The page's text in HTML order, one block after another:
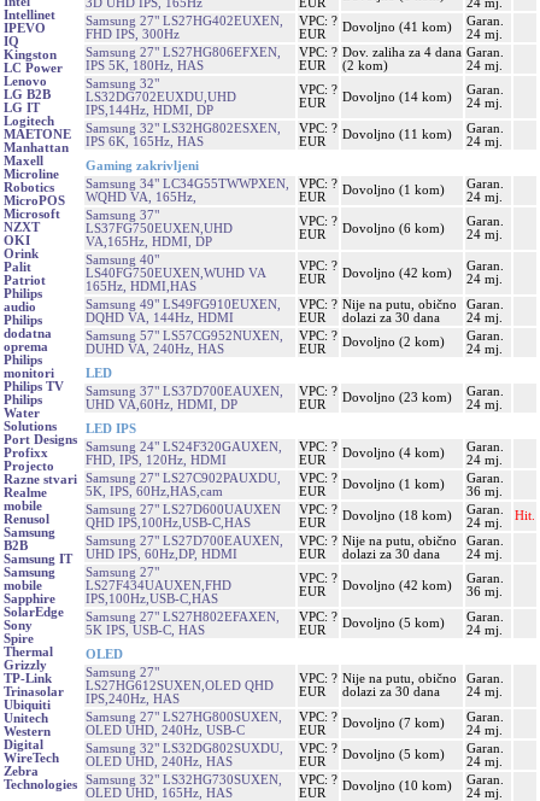
Intellinet
IPEVO
IQ
Kingston
LC Power
Lenovo
LG B2B
LG IT
Logitech
MAETONE
Manhattan
Maxell
Microline
Robotics
MicroPOS
Microsoft
NZXT
OKI
Orink
Palit
Patriot
Philips
audio
Philips
dodatna
oprema
Philips
monitori
Philips TV
Philips
Water
Solutions
Port Designs
Profixx
Projecto
Razne stvari
Realme
mobile
Renusol
Samsung
B2B
Samsung IT
Samsung
mobile
Sapphire
SolarEdge
Sony
Spire
Thermal
Grizzly
TP-Link
Trinasolar
Ubiquiti
Unitech
Western
Digital
WireTech
Zebra
Technologies
Samsung 27" LS27HG402EUXEN,
FHD IPS, 300Hz
VPC: ?
EUR
Dovoljno (41 kom)
Garan.
24 mj.
Samsung 27" LS27HG806EFXEN,
IPS 5K, 180Hz, HAS
VPC: ?
EUR
Dov. zaliha za 4 dana
(2 kom)
Garan.
24 mj.
Samsung 32"
LS32DG702EUXDU,UHD
IPS,144Hz, HDMI, DP
VPC: ?
EUR
Dovoljno (14 kom)
Garan.
24 mj.
Samsung 32" LS32HG802ESXEN,
IPS 6K, 165Hz, HAS
VPC: ?
EUR
Dovoljno (11 kom)
Garan.
24 mj.
Gaming zakrivljeni
Samsung 34" LC34G55TWWPXEN,
WQHD VA, 165Hz,
VPC: ?
EUR
Dovoljno (1 kom)
Garan.
24 mj.
Samsung 37"
LS37FG750EUXEN,UHD
VA,165Hz, HDMI, DP
VPC: ?
EUR
Dovoljno (6 kom)
Garan.
24 mj.
Samsung 40"
LS40FG750EUXEN,WUHD VA
165Hz, HDMI,HAS
VPC: ?
EUR
Dovoljno (42 kom)
Garan.
24 mj.
Samsung 49" LS49FG910EUXEN,
DQHD VA, 144Hz, HDMI
VPC: ?
EUR
Nije na putu, obično
dolazi za 30 dana
Garan.
24 mj.
Samsung 57" LS57CG952NUXEN,
DUHD VA, 240Hz, HAS
VPC: ?
EUR
Dovoljno (2 kom)
Garan.
24 mj.
LED
Samsung 37" LS37D700EAUXEN,
UHD VA,60Hz, HDMI, DP
VPC: ?
EUR
Dovoljno (23 kom)
Garan.
24 mj.
LED IPS
Samsung 24" LS24F320GAUXEN,
FHD, IPS, 120Hz, HDMI
VPC: ?
EUR
Dovoljno (4 kom)
Garan.
24 mj.
Samsung 27" LS27C902PAUXDU,
5K, IPS, 60Hz,HAS,cam
VPC: ?
EUR
Dovoljno (1 kom)
Garan.
36 mj.
Samsung 27" LS27D600UAUXEN
QHD IPS,100Hz,USB-C,HAS
VPC: ?
EUR
Dovoljno (18 kom)
Garan.
24 mj.
Hit.
Samsung 27" LS27D700EAUXEN,
UHD IPS, 60Hz,DP, HDMI
VPC: ?
EUR
Nije na putu, obično
dolazi za 30 dana
Garan.
24 mj.
Samsung 27"
LS27F434UAUXEN,FHD
IPS,100Hz,USB-C,HAS
VPC: ?
EUR
Dovoljno (42 kom)
Garan.
36 mj.
Samsung 27" LS27H802EFAXEN,
5K IPS, USB-C, HAS
VPC: ?
EUR
Dovoljno (5 kom)
Garan.
24 mj.
OLED
Samsung 27"
LS27HG612SUXEN,OLED QHD
IPS,240Hz, HAS
VPC: ?
EUR
Nije na putu, obično
dolazi za 30 dana
Garan.
24 mj.
Samsung 27" LS27HG800SUXEN,
OLED UHD, 240Hz, USB-C
VPC: ?
EUR
Dovoljno (7 kom)
Garan.
24 mj.
Samsung 32" LS32DG802SUXDU,
OLED UHD, 240Hz, HAS
VPC: ?
EUR
Dovoljno (5 kom)
Garan.
24 mj.
Samsung 32" LS32HG730SUXEN,
OLED UHD, 165Hz, HAS
VPC: ?
EUR
Dovoljno (10 kom)
Garan.
24 mj.